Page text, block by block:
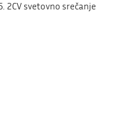
2CV svetovno srečanje